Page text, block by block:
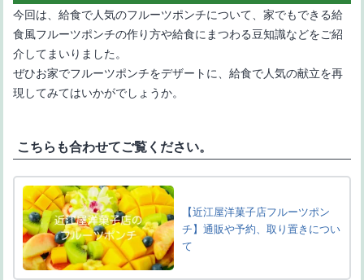
今回は、給食で人気のフルーツポンチについて、家でもできる給
食風フルーツポンチの作り方や給食にまつわる豆知識などをご紹
介してまいりました。
ぜひお家でフルーツポンチをデザートに、給食で人気の献立を再
現してみてはいかがでしょうか。
こちらも合わせてご覧ください。
【近江屋洋菓子店フルーツポン
チ】通販や予約、取り置きについ
て